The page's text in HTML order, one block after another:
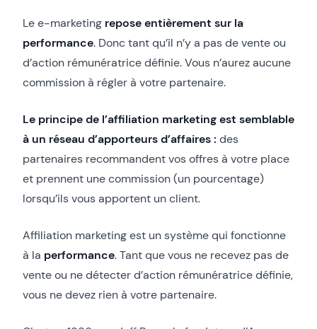
Le e-marketing repose entièrement sur la
performance. Donc tant qu’il n’y a pas de vente ou
d’action rémunératrice définie. Vous n’aurez aucune
commission à régler à votre partenaire.
Le principe de l’affiliation marketing est semblable
à un réseau d’apporteurs d’affaires : des
partenaires recommandent vos offres à votre place
et prennent une commission (un pourcentage)
lorsqu’ils vous apportent un client.
Affiliation marketing est un système qui fonctionne
à la performance. Tant que vous ne recevez pas de
vente ou ne détecter d’action rémunératrice définie,
vous ne devez rien à votre partenaire.